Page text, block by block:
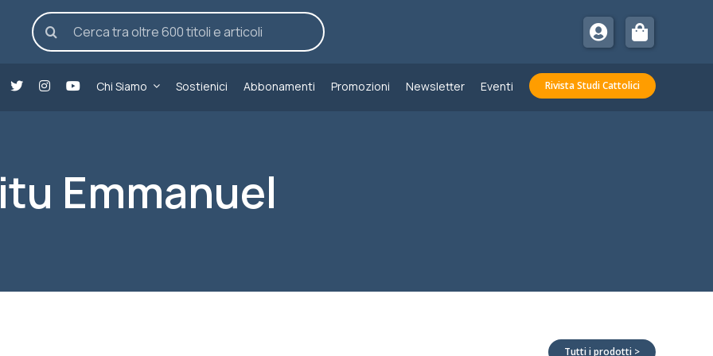
Cerca
per:
Chi Siamo Sostienici Abbonamenti Promozioni Newsletter Eventi Rivista Studi Cattolici
Emmanuel
Tutti i prodotti >